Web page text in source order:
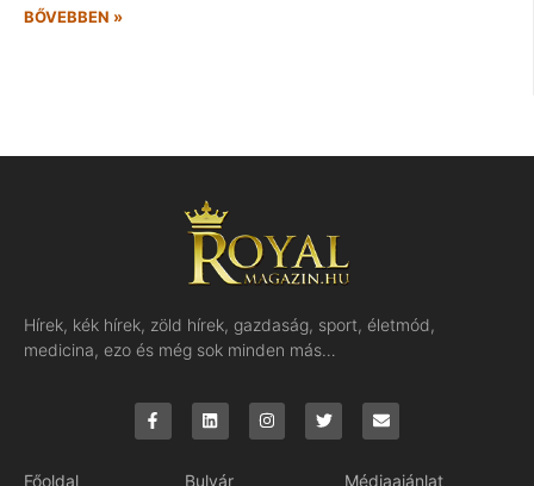
BŐVEBBEN »
Hírek, kék hírek, zöld hírek, gazdaság, sport, életmód,
medicina, ezo és még sok minden más…
Főoldal Bulvár Médiaajánlat